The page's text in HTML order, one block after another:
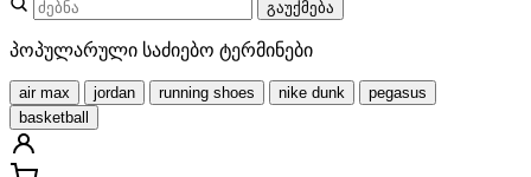
გაუქმება
პოპულარული საძიებო ტერმინები
air max jordan running shoes nike dunk
pegasus
basketball